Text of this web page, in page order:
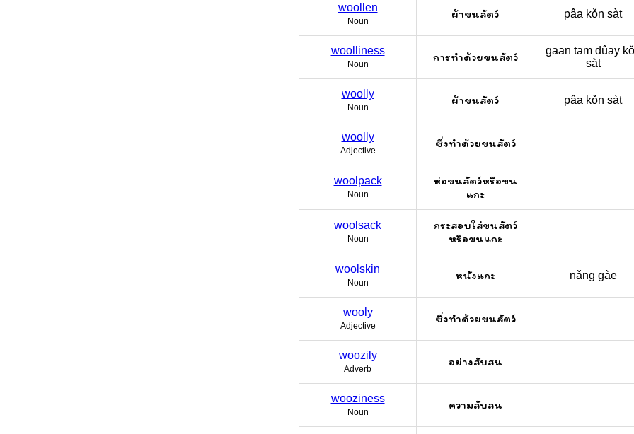
woollen
Noun
ผ้าขนสัตว์ pâa kǒn sàt
woolliness
Noun
การทำด้วยขนสัตว์
gaan tam dûay
sàt
woolly
Noun
ผ้าขนสัตว์ pâa kǒn sàt
woolly
Adjective
ซึ่งทำด้วยขนสัตว์
woolpack
Noun
ห่อขนสัตว์หรือขน
แกะ
woolsack
Noun
กระสอบใส่ขนสัตว์
หรือขนแกะ
woolskin
Noun
หนังแกะ nǎng gàe
wooly
Adjective
ซึ่งทำด้วยขนสัตว์
woozily
Adverb
อย่างสับสน
wooziness
Noun
ความสับสน